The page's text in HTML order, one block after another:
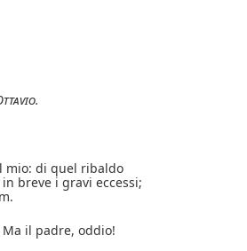
.
mio: di quel ribaldo
breve i gravi eccessi;
Ma il padre, oddio!